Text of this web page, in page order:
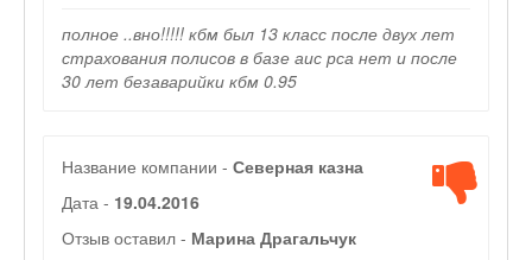
полное ..вно!!!!! кбм был 13 класс после двух лет
страхования полисов в базе аис рса нет и после
30 лет безаварийки кбм 0.95
Название компании - Северная казна
Дата - 19.04.2016
Отзыв оставил - Марина Драгальчук